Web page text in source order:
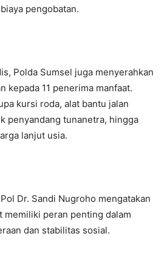
pengobatan.
Polda Sumsel juga menyerahkan
kepada 11 penerima manfaat.
kursi roda, alat bantu jalan
penyandang tunanetra, hingga
lanjut usia.
Dr. Sandi Nugroho mengatakan
memiliki peran penting dalam
dan stabilitas sosial.